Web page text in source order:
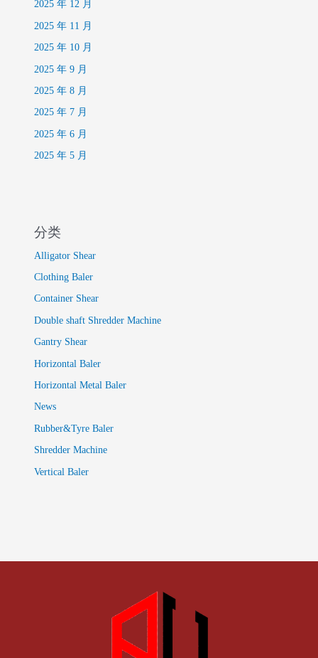
2025 年 12 月
2025 年 11 月
2025 年 10 月
2025 年 9 月
2025 年 8 月
2025 年 7 月
2025 年 6 月
2025 年 5 月
分类
Alligator Shear
Clothing Baler
Container Shear
Double shaft Shredder Machine
Gantry Shear
Horizontal Baler
Horizontal Metal Baler
News
Rubber&Tyre Baler
Shredder Machine
Vertical Baler